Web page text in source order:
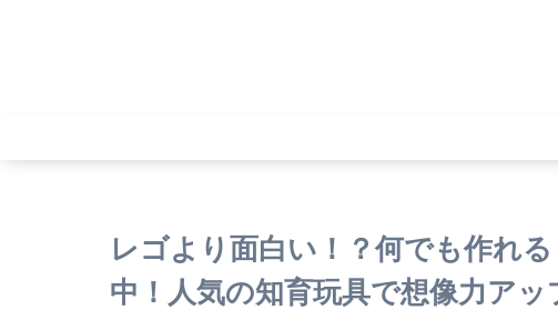
レゴより面白い！？何でも作れ
中！人気の知育玩具で想像力アッ